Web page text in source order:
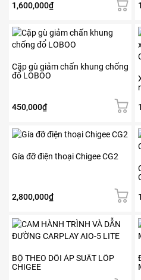
1,600,000₫
thể.
tùy
chọn
thể
trên
sản
Cặp gù giảm chấn khung chống
đổ LOBOO
450,000₫
Gía đỡ điện thoại Chigee CG2
2,800,000₫
Sản
này
thể.
tùy
chọn
thể
BỘ THEO DÕI ÁP SUẤT LỐP
CHIGEE
Sản
phẩm
có
nhiều